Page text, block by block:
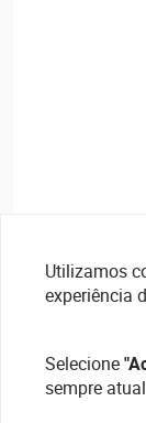
Utilizamos
experiência
Selecione
sempre